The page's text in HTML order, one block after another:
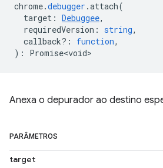
chrome.debugger .attach(
target : Debuggee,
requiredVersion : string,
callback? : function,
) : Promise<void>
Anexa o depurador ao destino
PARÂMETROS
target